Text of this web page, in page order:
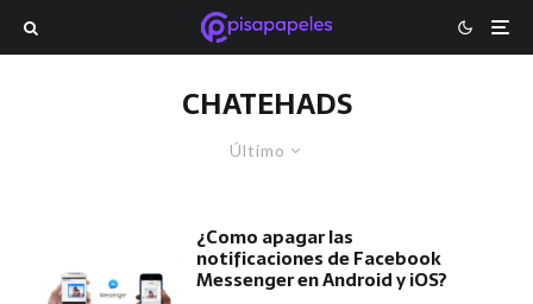
CHATEHADS
Último
¿Como apagar las
notificaciones de Facebook
Messenger en Android y iOS?